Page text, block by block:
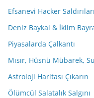
Efsanevi Hacker Saldırıları
Deniz Baykal & İklim
Piyasalarda Çalkantı
Mısır, Hüsnü Mübarek,
Astroloji Haritası Çıkarın
Ölümcül Salatalık Salgını